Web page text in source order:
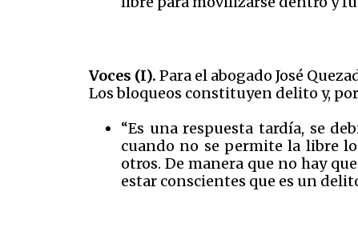
Voces (I). Para el abogado José
Los bloqueos constituyen delito y,
“Es una respuesta tardía, se
cuando no se permite la libre
otros. De manera que no hay
estar conscientes que es un